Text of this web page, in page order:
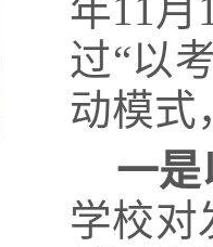
年11月
过“以
动模式
一是
学校对